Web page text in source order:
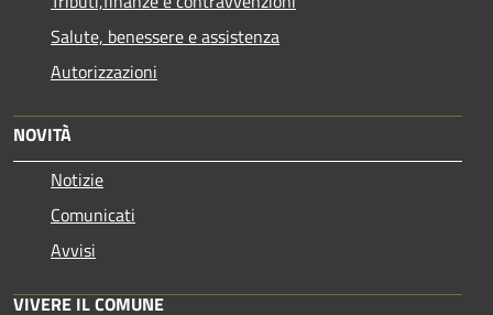
Salute, benessere e assistenza
Autorizzazioni
NOVITÀ
Notizie
Comunicati
Avvisi
VIVERE IL COMUNE